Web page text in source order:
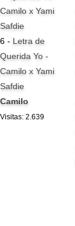
6 - Letra de
Querida Yo -
Camilo x Yami
Safdie
Camilo
Visitas: 2.639